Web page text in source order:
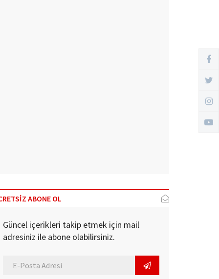
ABONE OL
Güncel içerikleri takip etmek için mail
adresiniz ile abone olabilirsiniz.